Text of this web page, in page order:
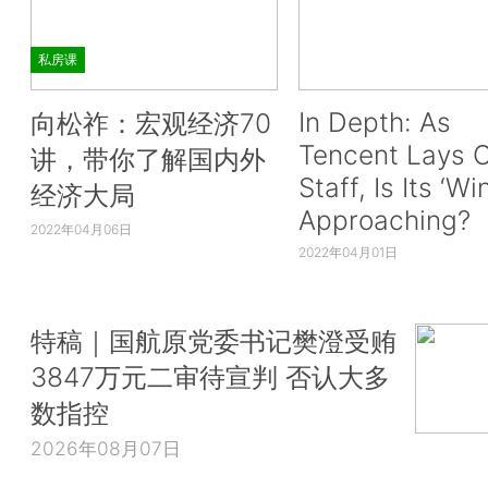
私房课
向松祚：宏观经济70
讲，带你了解国内外
经济大局
2022年04月06日
In Depth: As
Tencent Lays
Staff, Is Its
Approaching?
2022年04月01日
特稿｜国航原党委书记樊澄受贿
3847万元二审待宣判 否认大多
数指控
2026年08月07日